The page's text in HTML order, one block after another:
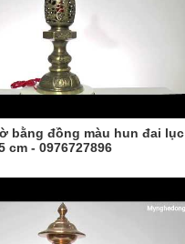
bằng đồng màu hun đai lục
cm - 0976727896